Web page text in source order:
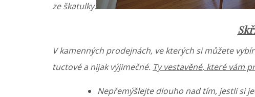
ze škatulky.
V kamenných prodejnách, ve kterých si můžete
tuctové a nijak výjimečné. Ty vestavěné, které vám
Nepřemýšlejte dlouho nad tím, jestli si